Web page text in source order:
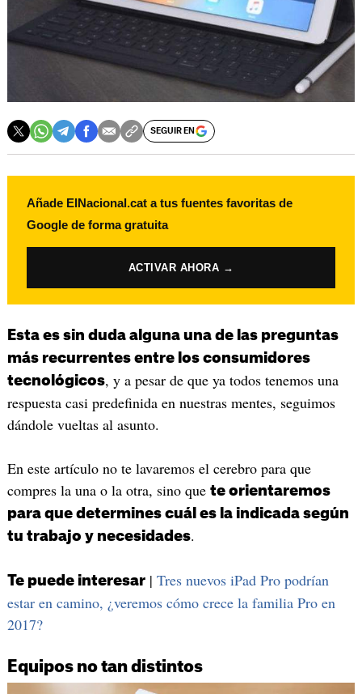
SEGUIR EN
Añade ElNacional.cat a tus fuentes favoritas de
Google de forma gratuita
ACTIVAR AHORA →
Esta es sin duda alguna una de las preguntas
más recurrentes entre los consumidores
tecnológicos, y a pesar de que ya todos tenemos una
respuesta casi predefinida en nuestras mentes, seguimos
dándole vueltas al asunto.
En este artículo no te lavaremos el cerebro para que
compres la una o la otra, sino que te orientaremos
para que determines cuál es la indicada según
tu trabajo y necesidades.
Te puede interesar| Tres nuevos iPad Pro podrían
estar en camino, ¿veremos cómo crece la familia Pro en
2017?
Equipos no tan distintos